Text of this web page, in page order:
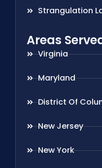
Strangulation
Areas
Virginia
Maryland
District Of
New Jersey
New York